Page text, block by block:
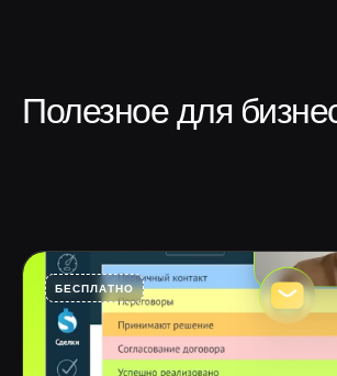
Полезное для
БЕСПЛАТНО